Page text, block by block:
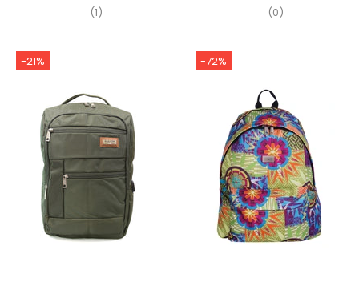
(1) (0)
-21% -72%